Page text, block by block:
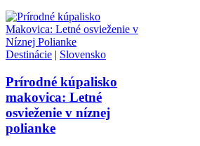
Destinácie | Slovensko
Prírodné kúpalisko
makovica: Letné
osvieženie v níznej
polianke